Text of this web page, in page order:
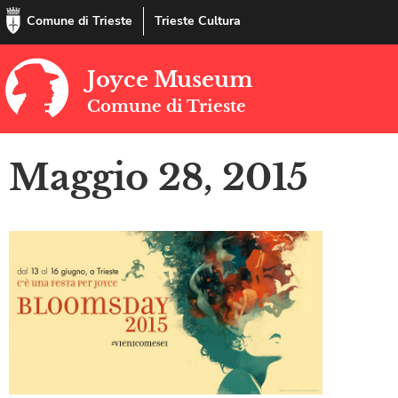
Comune di Trieste Trieste Cultura
Joyce Museum
Comune di Trieste
Maggio 28, 2015